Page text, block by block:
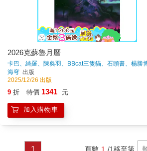
2026克蘇魯月曆
卡巴、綺羅、陳奐羽、BBcat三隻貓、石頭書、楊勝
澄、大獵蜥、靜川、幾希、aaaaa、Nick Eldritch
海穹 出版
2025/12/26 出版
9 折 特價 1341 元
加入購物車
1 頁數 1 /1移至第